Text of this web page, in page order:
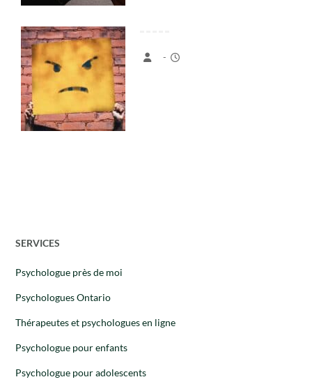
-
SERVICES
Psychologue près de moi
Psychologues Ontario
Thérapeutes et psychologues en ligne
Psychologue pour enfants
Psychologue pour adolescents